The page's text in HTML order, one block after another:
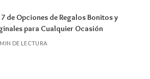
7 de Opciones de Regalos Bonitos y
para Cualquier Ocasión
DE LECTURA